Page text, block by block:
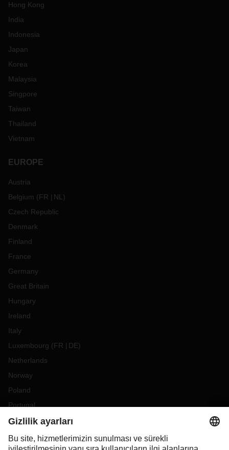
Hong Kong
India
Indonesia
Japan
Korea
Malaysia
Singpore
Taiwan
Thailand
Vietnam
EUROPE
Austria
Belgium (FR NL )
Czech Republic
Denmark
Finland
France
Germany
Great Britain
Hungary
Ireland
Italy
Luxembourg (FR DE)
Netherlands
Norway
Poland
Portugal
Romania
Slovakia